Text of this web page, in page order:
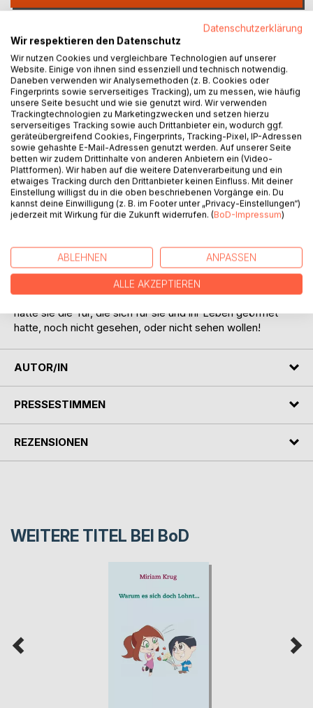
Auf die Merkliste
Titel bewerten
BESCHREIBUNG
Als sich die Tür des Neurologen schloss, schloss sich auch
die Tür ihres bisherigen Lebens. Sie hat gerade die
Diagnose MS erhalten. Es war das Jahr 1993. Eigentlich
von MS. Was ist diese Krankheit, was verbirgt sich dahinter,
und was bedeutet das für sie und ihr weiteres Leben?
Zuerst war das Leben natürlich zu Ende, hat sie gedacht!
Doch zu diesem Zeitpunkt und noch lange Zeit danach
hatte sie die Tür, die sich für sie und ihr Leben geöffnet
hatte, noch nicht gesehen, oder nicht sehen wollen!
AUTOR/IN
PRESSESTIMMEN
REZENSIONEN
WEITERE TITEL BEI BoD
Datenschutzerklärung
Wir respektieren den Datenschutz
Wir nutzen Cookies und vergleichbare Technologien auf unserer
Website. Einige von ihnen sind essenziell und technisch notwendig.
Daneben verwenden wir Analysemethoden (z. B. Cookies oder
Fingerprints sowie serverseitiges Tracking), um zu messen, wie häufig
unsere Seite besucht und wie sie genutzt wird. Wir verwenden
Trackingtechnologien zu Marketingzwecken und setzen hierzu
serverseitiges Tracking sowie auch Drittanbieter ein, wodurch ggf.
geräteübergreifend Cookies, Fingerprints, Tracking-Pixel, IP-Adressen
sowie gehashte E-Mail-Adressen genutzt werden. Auf unserer Seite
betten wir zudem Drittinhalte von anderen Anbietern ein (Video-
Plattformen). Wir haben auf die weitere Datenverarbeitung und ein
etwaiges Tracking durch den Drittanbieter keinen Einfluss. Mit deiner
Einstellung willigst du in die oben beschriebenen Vorgänge ein. Du
kannst deine Einwilligung (z. B. im Footer unter „Privacy-Einstellungen“)
jederzeit mit Wirkung für die Zukunft widerrufen. (BoD-Impressum)
ABLEHNEN ANPASSEN
ALLE AKZEPTIEREN